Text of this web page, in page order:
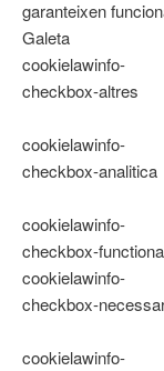
garanteixen
Galeta
cookielawinfo-
checkbox-altres
cookielawinfo-
checkbox-analitica
cookielawinfo-
checkbox-
cookielawinfo-
checkbox-
cookielawinfo-